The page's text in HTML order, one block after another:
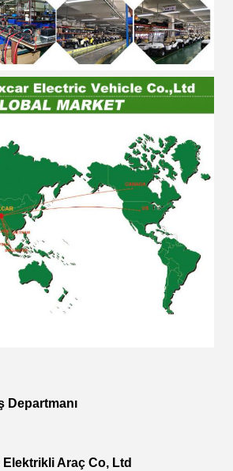
Departmanı
Araç Co, Ltd